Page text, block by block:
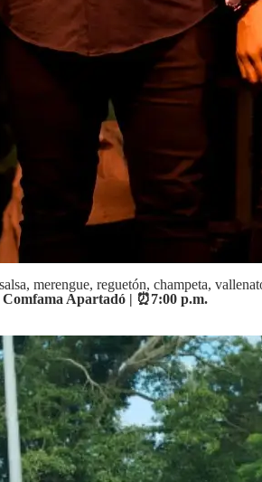
merengue, reguetón, champeta,
Apartadó | ⏰7:00 p.m.